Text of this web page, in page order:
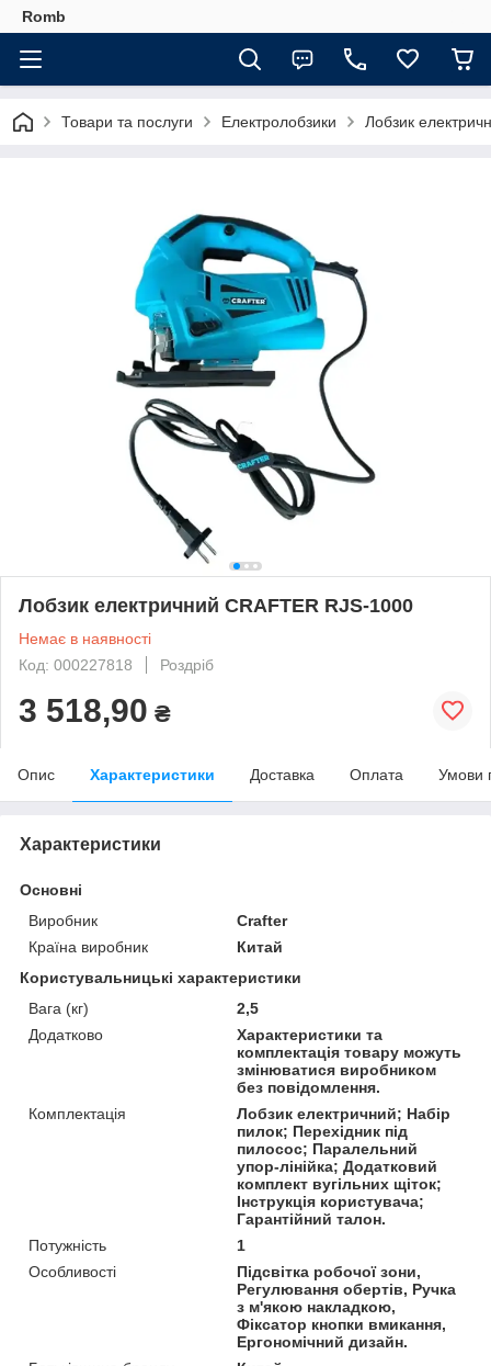
Romb
Товари та послуги Електролобзики Лобзик
Лобзик електричний CRAFTER RJS-1000
Немає в наявності
Код: 000227818
Роздріб
3 518,90 ₴
Опис Характеристики Доставка Оплата Умови
Характеристики
Основні
Виробник
Crafter
Країна виробник
Китай
Користувальницькі характеристики
Вага (кг)
2,5
Додатково
Характеристики та
комплектація товару можуть
змінюватися виробником
без повідомлення.
Комплектація
Лобзик електричний; Набір
пилок; Перехідник під
пилосос; Паралельний
упор-лінійка; Додатковий
комплект вугільних щіток;
Інструкція користувача;
Гарантійний талон.
Потужність
1
Особливості
Підсвітка робочої зони,
Регулювання обертів, Ручка
з м'якою накладкою,
Фіксатор кнопки вмикання,
Ергономічний дизайн.